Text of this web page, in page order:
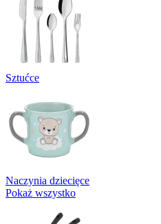
Sztućce
Naczynia dziecięce
Pokaż wszystko